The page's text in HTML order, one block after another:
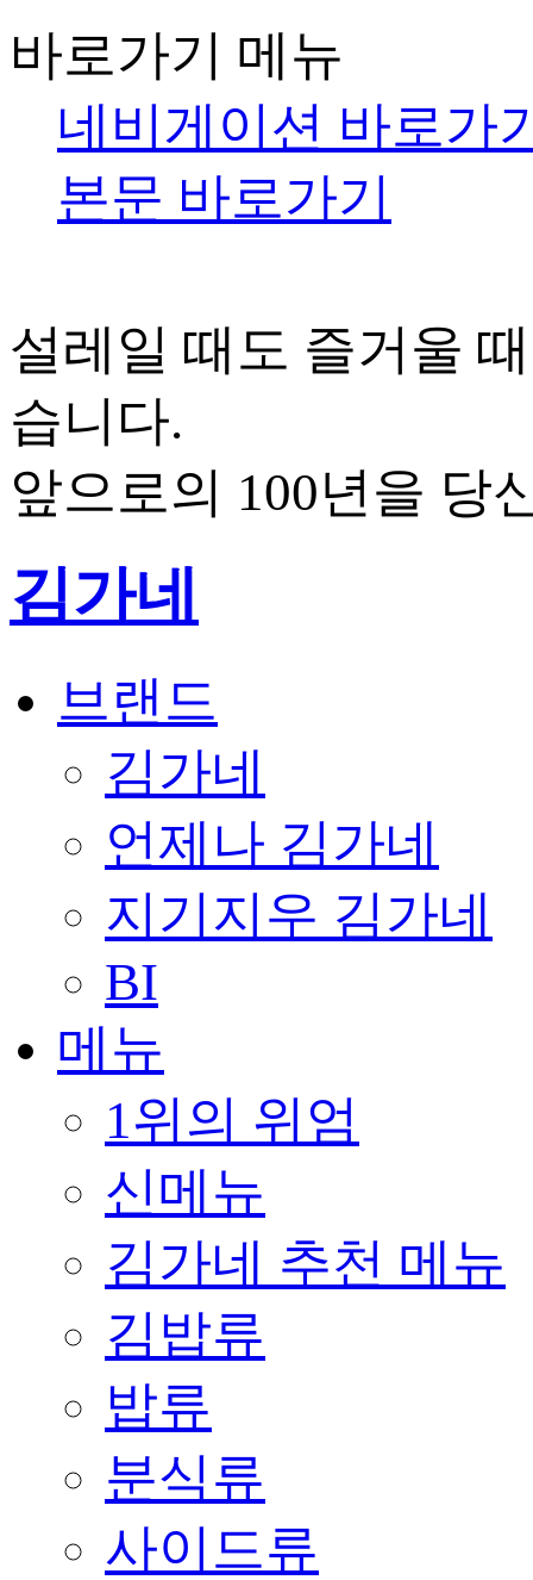
바로가기 메뉴
네비게이션 바로가
본문 바로가기
설레일 때도 즐거울
습니다.
앞으로의 100년을 당
김가네
브랜드
김가네
언제나 김가네
지기지우 김가네
BI
메뉴
1위의 위엄
신메뉴
김가네 추천 메뉴
김밥류
밥류
분식류
사이드류